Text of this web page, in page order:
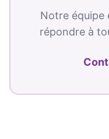
Notre équipe
répondre à